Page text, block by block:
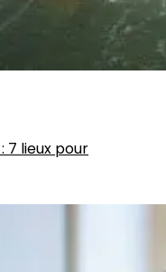
: 7 lieux pour